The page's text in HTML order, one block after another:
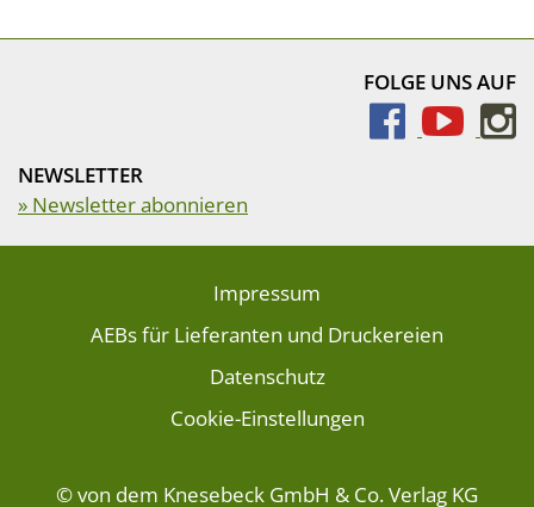
FOLGE UNS AUF
NEWSLETTER
» Newsletter abonnieren
Impressum
AEBs für Lieferanten und Druckereien
Datenschutz
Cookie-Einstellungen
© von dem Knesebeck GmbH & Co. Verlag KG